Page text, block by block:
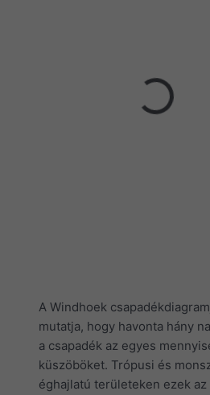
A Windhoek
mutatja, hogy havonta hány
a csapadék az egyes
küszöböket. Trópusi és
éghajlatú területeken ezek